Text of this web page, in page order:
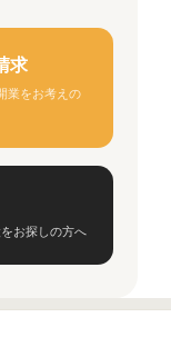
求
業をお考えの
お探しの方へ